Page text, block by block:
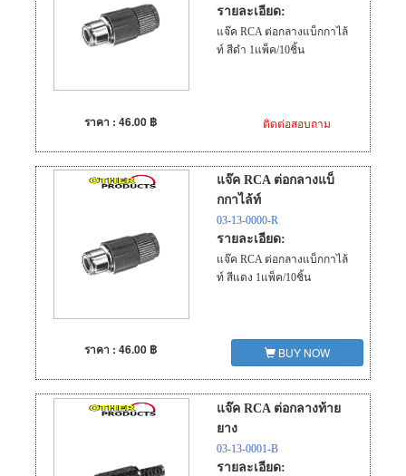
รายละเอียด:
แจ๊ค RCA ต่อกลางแบ็กกาไล้
ท์ สีดำ 1แพ็ค/10ชิ้น
ราคา : 46.00 ฿ ติดต่อสอบถาม
แจ๊ค RCA ต่อกลางแบ็
กกาไล้ท์
03-13-0000-R
รายละเอียด:
แจ๊ค RCA ต่อกลางแบ็กกาไล้
ท์ สีแดง 1แพ็ค/10ชิ้น
ราคา : 46.00 ฿ BUY NOW
แจ๊ค RCA ต่อกลางท้าย
ยาง
03-13-0001-B
รายละเอียด: